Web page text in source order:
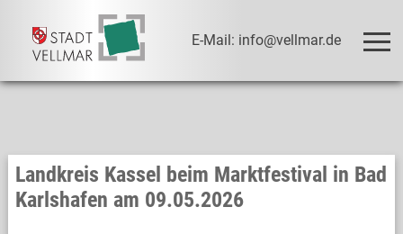
E-Mail: info@vellmar.de
Landkreis Kassel beim Marktfestival in Bad
Karlshafen am 09.05.2026